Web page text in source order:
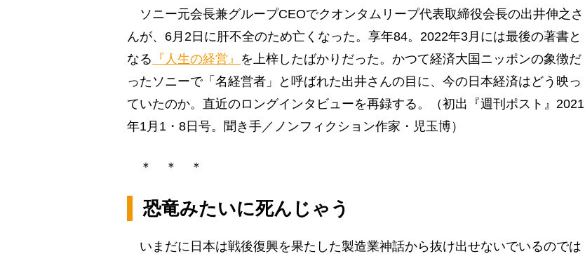
ソニー元会長兼グループCEOでクオンタムリープ代表取締役会長の出井伸之さ
んが、6月2日に肝不全のため亡くなった。享年84。2022年3月には最後の著書と
なる 『人生の経営』 を上梓したばかりだった。かつて経済大国ニッポンの象徴だ
ったソニーで「名経営者」と呼ばれた出井さんの目に、今の日本経済はどう映っ
ていたのか。直近のロングインタビューを再録する。（初出『週刊ポスト』2021
年1月1・8日号。聞き手／ノンフィクション作家・児玉博）
＊ ＊ ＊
恐竜みたいに死んじゃう
いまだに日本は戦後復興を果たした製造業神話から抜け出せないでいるのでは